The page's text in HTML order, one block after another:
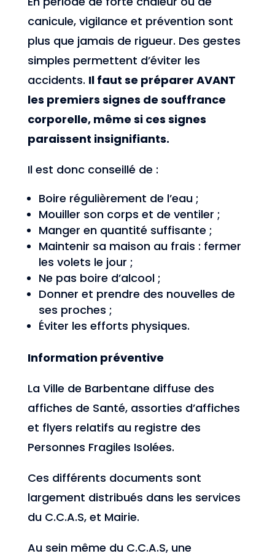
canicule, vigilance et prévention sont
plus que jamais de rigueur. Des gestes
simples permettent d’éviter les
accidents. Il faut se préparer AVANT
les premiers signes de souffrance
corporelle, même si ces signes
paraissent insignifiants.
Il est donc conseillé de :
Boire régulièrement de l’eau ;
Mouiller son corps et de ventiler ;
Manger en quantité suffisante ;
Maintenir sa maison au frais : fermer
les volets le jour ;
Ne pas boire d’alcool ;
Donner et prendre des nouvelles de
ses proches ;
Éviter les efforts physiques.
Information préventive
La Ville de Barbentane diffuse des
affiches de Santé, assorties d’affiches
et flyers relatifs au registre des
Personnes Fragiles Isolées.
Ces différents documents sont
largement distribués dans les services
du C.C.A.S, et Mairie.
Au sein même du C.C.A.S, une